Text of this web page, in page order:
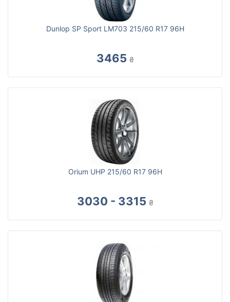
Dunlop SP Sport LM703 215/60 R17 96H
3465 ₴
Orium UHP 215/60 R17 96H
3030 - 3315 ₴